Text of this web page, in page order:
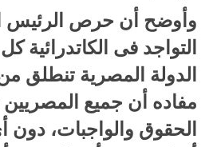
وأوضح أن حرص الرئيس
التواجد فى الكاتدرائية
الدولة المصرية تنطلق
مفاده أن جميع
الحقوق والواجبات، دون